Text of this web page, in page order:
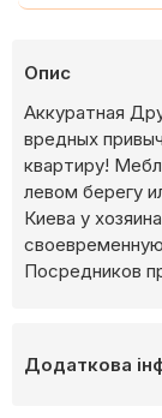
Опис
Аккуратная
вредных
квартиру!
левом берегу
Киева у
Посредников
Додаткова